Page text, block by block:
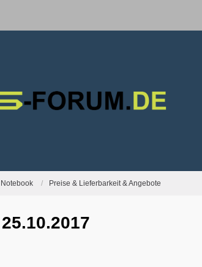
Preise & Lieferbarkeit & Angebote